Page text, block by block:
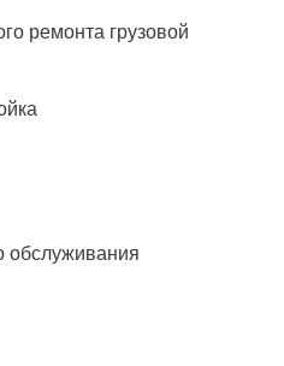
ремонта грузовой
обслуживания